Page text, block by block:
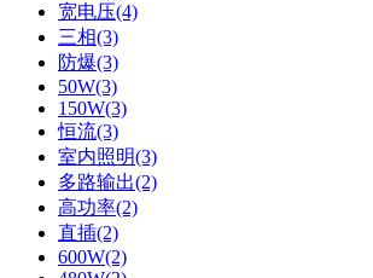
宽电压(4)
三相(3)
防爆(3)
50W(3)
150W(3)
恒流(3)
室内照明(3)
多路输出(2)
高功率(2)
直插(2)
600W(2)